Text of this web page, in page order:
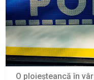
O ploieșteancă în